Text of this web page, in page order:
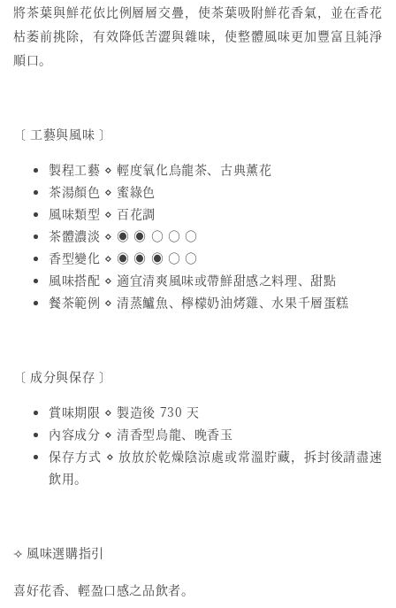
將茶葉與鮮花依比例層層交疊，使茶葉吸附鮮花香氣，並在香花
枯萎前挑除，有效降低苦澀與雜味，使整體風味更加豐富且純淨
順口。
〔 工藝與風味 〕
製程工藝 ⋄ 輕度氧化烏龍茶、古典薰花
茶湯顏色 ⋄ 蜜綠色
風味類型 ⋄ 百花調
茶體濃淡 ⋄ ◉ ◉ ○ ○ ○
香型變化 ⋄ ◉ ◉ ◉ ○ ○
風味搭配 ⋄ 適宜清爽風味或帶鮮甜感之料理、甜點
餐茶範例 ⋄ 清蒸鱸魚、檸檬奶油烤雞、水果千層蛋糕
〔 成分與保存 〕
賞味期限 ⋄ 製造後 730 天
內容成分 ⋄ 清香型烏龍、晚香玉
保存方式 ⋄ 放放於乾燥陰涼處或常溫貯藏，拆封後請盡速
飲用。
⟢ 風味選購指引
喜好花香、輕盈口感之品飲者。